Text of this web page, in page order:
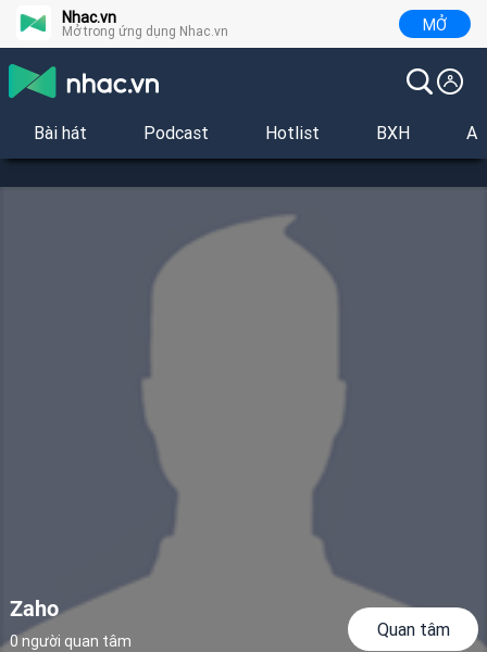
Nhac.vn
Mở trong ứng dụng Nhac.vn MỞ
Bài hát Podcast Hotlist BXH
Zaho
0 người quan tâm
Quan tâm